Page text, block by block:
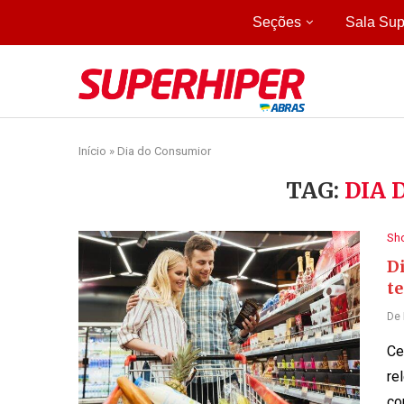
Seções Sala
Início » Dia do Consumior
TAG: DIA
De